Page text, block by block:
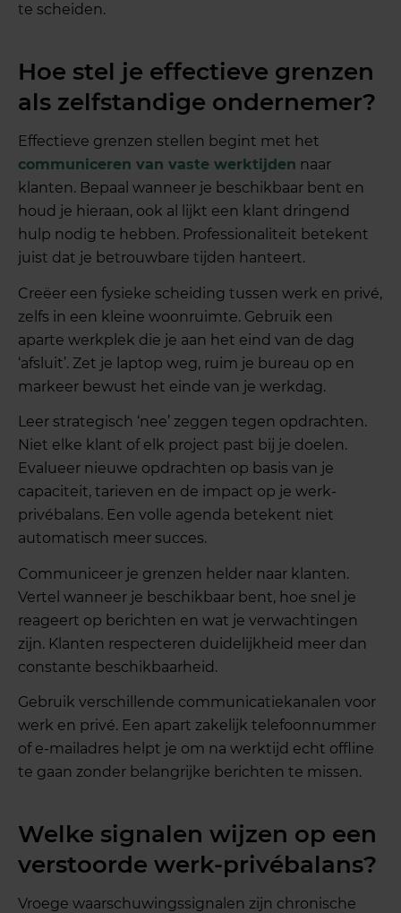
te scheiden.
Hoe stel je effectieve grenzen
als zelfstandige ondernemer?
Effectieve grenzen stellen begint met het
communiceren van vaste werktijden naar
klanten. Bepaal wanneer je beschikbaar bent en
houd je hieraan, ook al lijkt een klant dringend
hulp nodig te hebben. Professionaliteit betekent
juist dat je betrouwbare tijden hanteert.
Creëer een fysieke scheiding tussen werk en privé,
zelfs in een kleine woonruimte. Gebruik een
aparte werkplek die je aan het eind van de dag
‘afsluit’. Zet je laptop weg, ruim je bureau op en
markeer bewust het einde van je werkdag.
Leer strategisch ‘nee’ zeggen tegen opdrachten.
Niet elke klant of elk project past bij je doelen.
Evalueer nieuwe opdrachten op basis van je
capaciteit, tarieven en de impact op je werk-
privébalans. Een volle agenda betekent niet
automatisch meer succes.
Communiceer je grenzen helder naar klanten.
Vertel wanneer je beschikbaar bent, hoe snel je
reageert op berichten en wat je verwachtingen
zijn. Klanten respecteren duidelijkheid meer dan
constante beschikbaarheid.
Gebruik verschillende communicatiekanalen voor
werk en privé. Een apart zakelijk telefoonnummer
of e-mailadres helpt je om na werktijd echt offline
te gaan zonder belangrijke berichten te missen.
Welke signalen wijzen op een
verstoorde werk-privébalans?
Vroege waarschuwingssignalen zijn chronische